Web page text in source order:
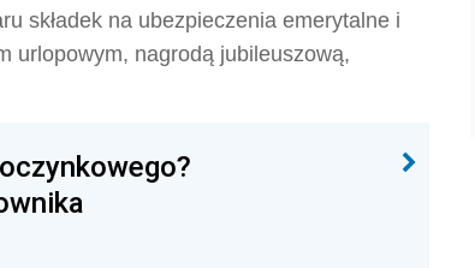
składek na ubezpieczenia emerytalne i
urlopowym, nagrodą jubileuszową,